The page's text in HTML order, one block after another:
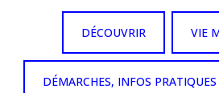
DÉCOUVRIR VIE
DÉMARCHES, INFOS PRATIQUES